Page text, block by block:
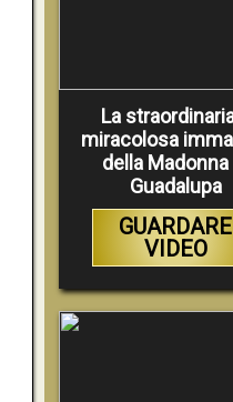
La
miracolosa
della Madonna
Guadalupa
GUARDARE
VIDEO